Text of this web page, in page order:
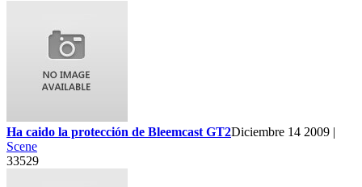
Ha caido la protección de Bleemcast GT2Diciembre 14 2009 |
Scene
33529